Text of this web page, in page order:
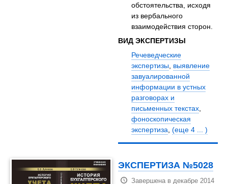
обстоятельства, исходя
из вербального
взаимодействия сторон.
ВИД ЭКСПЕРТИЗЫ
Речеведческие
экспертизы, выявление
завуалированной
информации в устных
разговорах и
письменных текстах,
фоноскопическая
экспертиза,(еще 4 ... )
ЭКСПЕРТИЗА №5028
Завершена в декабре 2014